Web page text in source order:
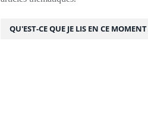
QU'EST-CE QUE JE LIS EN CE MOMENT